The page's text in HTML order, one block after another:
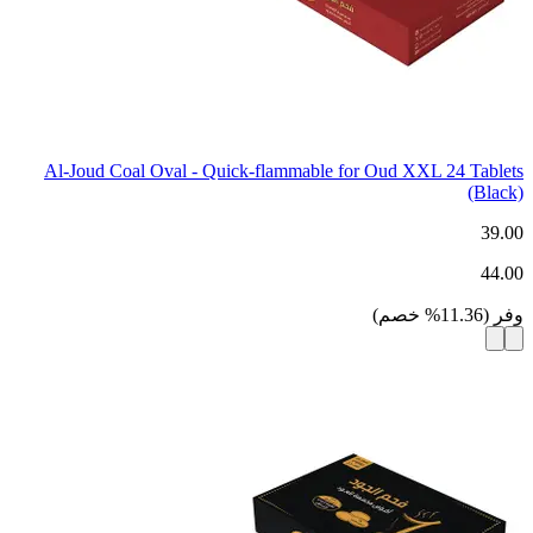
Al-Joud Coal Oval - Quick-flammable for Oud XXL 24 Tablets
(Black)
39.00
44.00
وفر (
11.36
% خصم)